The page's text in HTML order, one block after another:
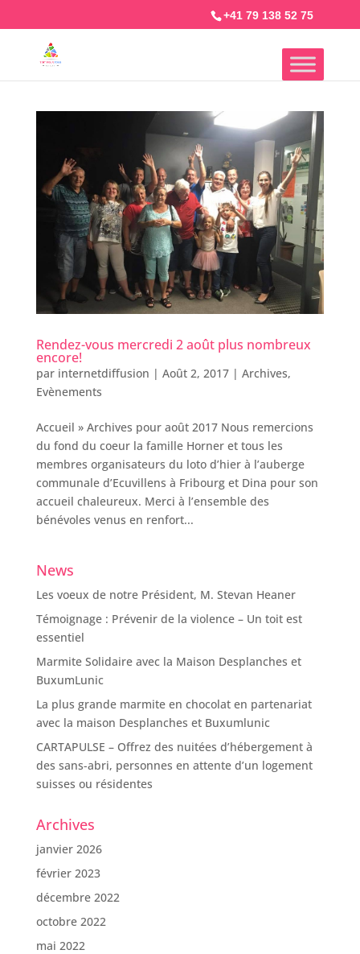
+41 79 138 52 75
Rendez-vous mercredi 2 août plus nombreux
encore!
par internetdiffusion | Août 2, 2017| Archives,
Evènements
Accueil » Archives pour août 2017 Nous remercions
du fond du coeur la famille Horner et tous les
membres organisateurs du loto d’hier à l’auberge
communale d’Ecuvillens à Fribourg et Dina pour son
accueil chaleureux. Merci à l’ensemble des
bénévoles venus en renfort...
News
Les voeux de notre Président, M. Stevan Heaner
Témoignage : Prévenir de la violence – Un toit est
essentiel
Marmite Solidaire avec la Maison Desplanches et
BuxumLunic
La plus grande marmite en chocolat en partenariat
avec la maison Desplanches et Buxumlunic
CARTAPULSE – Offrez des nuitées d’hébergement à
des sans-abri, personnes en attente d’un logement
suisses ou résidentes
Archives
janvier 2026
février 2023
décembre 2022
octobre 2022
mai 2022